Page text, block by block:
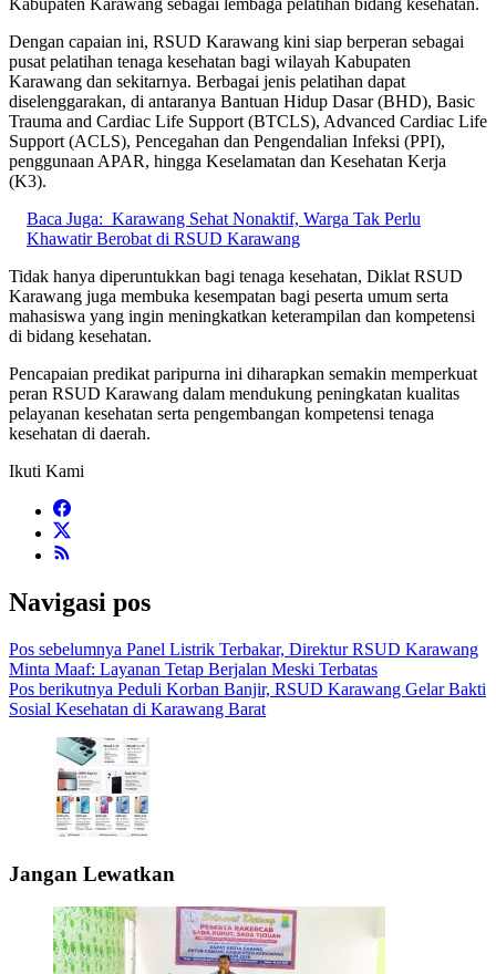
Kabupaten Karawang sebagai lembaga pelatihan bidang kesehatan.
Dengan capaian ini, RSUD Karawang kini siap berperan sebagai
pusat pelatihan tenaga kesehatan bagi wilayah Kabupaten
Karawang dan sekitarnya. Berbagai jenis pelatihan dapat
diselenggarakan, di antaranya Bantuan Hidup Dasar (BHD), Basic
Trauma and Cardiac Life Support (BTCLS), Advanced Cardiac Life
Support (ACLS), Pencegahan dan Pengendalian Infeksi (PPI),
penggunaan APAR, hingga Keselamatan dan Kesehatan Kerja
(K3).
Baca Juga: Karawang Sehat Nonaktif, Warga Tak Perlu
Khawatir Berobat di RSUD Karawang
Tidak hanya diperuntukkan bagi tenaga kesehatan, Diklat RSUD
Karawang juga membuka kesempatan bagi peserta umum serta
mahasiswa yang ingin meningkatkan keterampilan dan kompetensi
di bidang kesehatan.
Pencapaian predikat paripurna ini diharapkan semakin memperkuat
peran RSUD Karawang dalam mendukung peningkatan kualitas
pelayanan kesehatan serta pengembangan kompetensi tenaga
kesehatan di daerah.
Ikuti Kami
Navigasi pos
Pos sebelumnya Panel Listrik Terbakar, Direktur RSUD Karawang
Minta Maaf: Layanan Tetap Berjalan Meski Terbatas
Pos berikutnya Peduli Korban Banjir, RSUD Karawang Gelar Bakti
Sosial Kesehatan di Karawang Barat
Jangan Lewatkan